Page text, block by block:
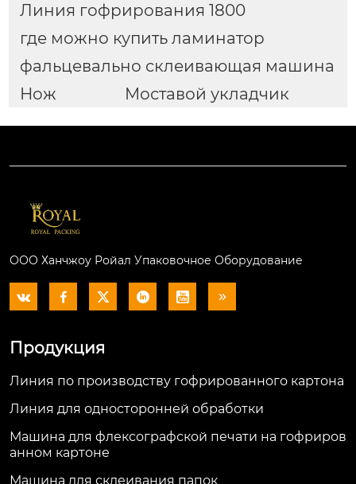
Линия гофрирования 1800
где можно купить ламинатор
фальцевально склеивающая машина
Нож
Моставой укладчик
ООО Ханчжоу Ройал Упаковочное Оборудование
     
Продукция
Линия по производству гофрированного картона
Линия для односторонней обработки
Машина для флексографской печати на гофриров
анном картоне
Машина для склеивания папок